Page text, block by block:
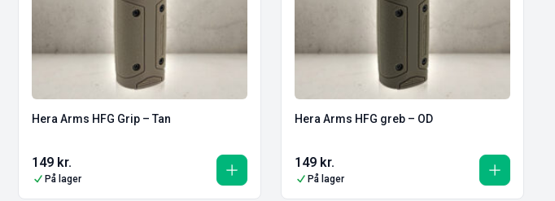
Hera Arms HFG Grip – Tan
149 kr.
På lager
Hera Arms HFG greb – OD
149 kr.
På lager